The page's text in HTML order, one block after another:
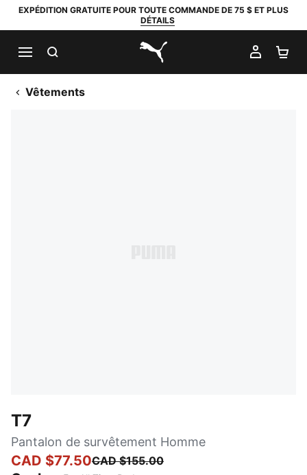
EXPÉDITION GRATUITE POUR TOUTE COMMANDE DE 75 $ ET PLUS
DÉTAILS
PUMA.com
MON
Vêtements
T7
Pantalon de survêtement Homme
CAD $77.50CAD $155.00